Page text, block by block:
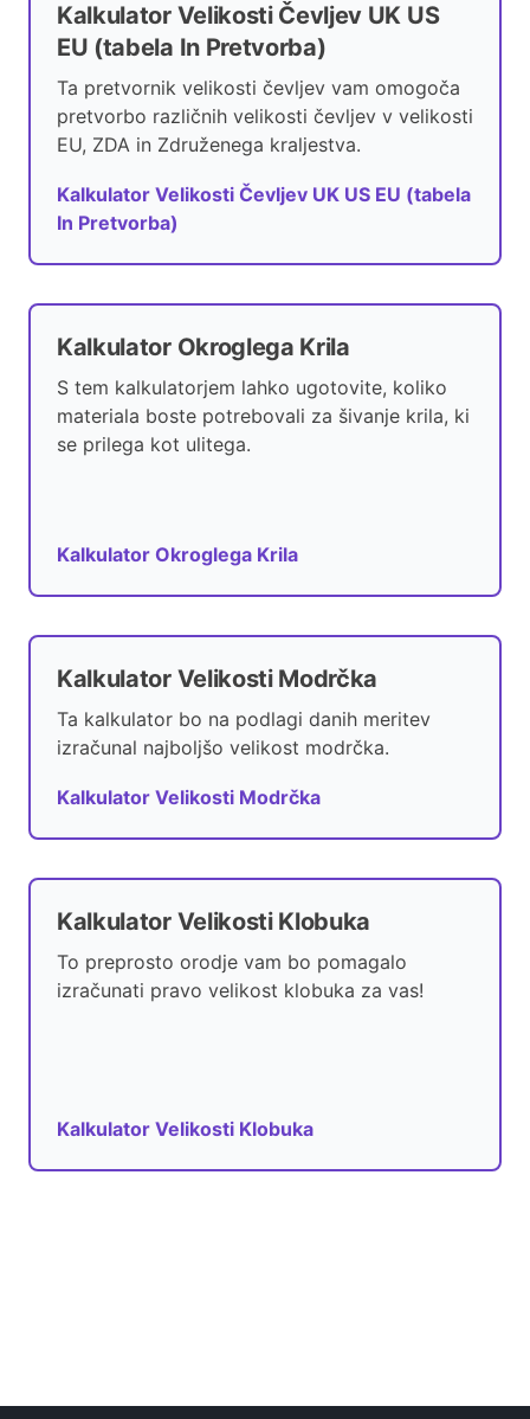
Kalkulator Velikosti Čevljev UK US
EU (tabela In Pretvorba)
Ta pretvornik velikosti čevljev vam omogoča
pretvorbo različnih velikosti čevljev v velikosti
EU, ZDA in Združenega kraljestva.
Kalkulator Velikosti Čevljev UK US EU (tabela
In Pretvorba)
Kalkulator Okroglega Krila
S tem kalkulatorjem lahko ugotovite, koliko
materiala boste potrebovali za šivanje krila, ki
se prilega kot ulitega.
Kalkulator Okroglega Krila
Kalkulator Velikosti Modrčka
Ta kalkulator bo na podlagi danih meritev
izračunal najboljšo velikost modrčka.
Kalkulator Velikosti Modrčka
Kalkulator Velikosti Klobuka
To preprosto orodje vam bo pomagalo
izračunati pravo velikost klobuka za vas!
Kalkulator Velikosti Klobuka